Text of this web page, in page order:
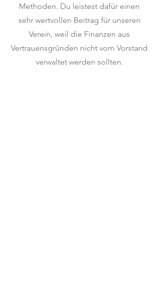
Methoden. Du leistest dafür einen
sehr wertvollen Beitrag für unseren
Verein, weil die Finanzen aus
Vertrauensgründen nicht vom Vorstand
verwaltet werden sollten.